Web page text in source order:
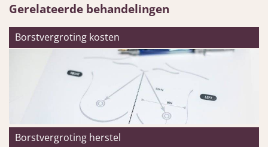
Gerelateerde behandelingen
Borstvergroting kosten
Borstvergroting herstel